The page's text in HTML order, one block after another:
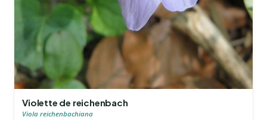
Violette de reichenbach
Viola reichenbachiana